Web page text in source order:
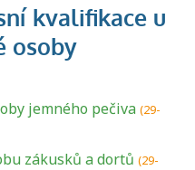
jemného pečiva (29-
zákusků a dortů (29-